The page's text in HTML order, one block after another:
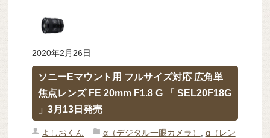
2020年2月26日
ソニーEマウント用 フルサイズ対応 広角単
焦点レンズ FE 20mm F1.8 G 「 SEL20F18G
」3月13日発売
よしおくん α（デジタル一眼カメラ）
α（レン